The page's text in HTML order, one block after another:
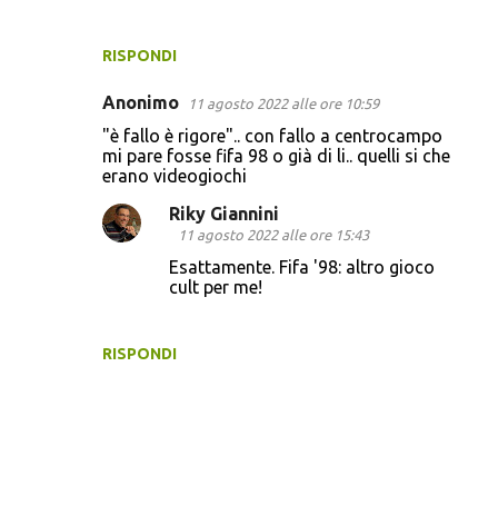
RISPONDI
Anonimo 11 agosto 2022 alle ore 10:59
"è fallo è rigore".. con fallo a centrocampo
mi pare fosse fifa 98 o già di li.. quelli si che
erano videogiochi
RISPONDI
Riky Giannini
11 agosto 2022 alle ore 15:43
Esattamente. Fifa '98: altro gioco
cult per me!